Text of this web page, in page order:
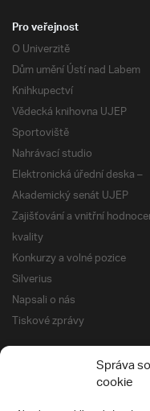
Správa
cookie
Pro veřejnost
O Univerzitě
Dům umění Ústí nad Labem
Knihkupectví
Vědecká knihovna UJEP
Sportoviště
Nahrávací studio
Elektronická úřední deska –
Akademický senát UJEP
Zajišťování a vnitřní
kvality
Konkurzy a volné pozice
Silverius
Napsali o nás
Tiskové zprávy